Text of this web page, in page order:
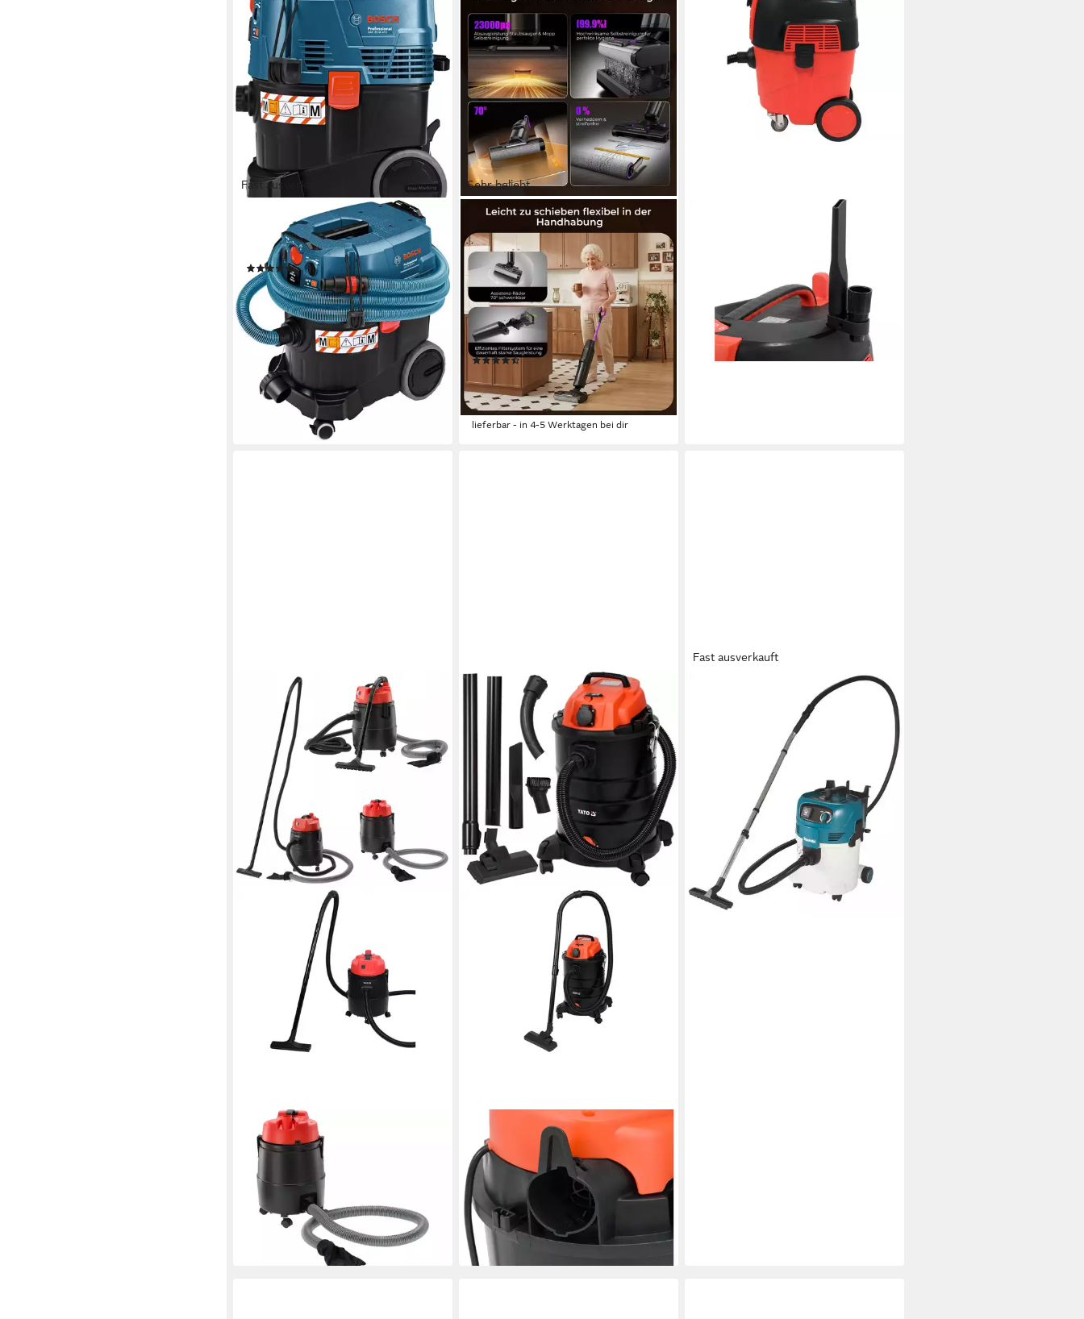
Fast ausverkauft
BOSCH PROFESSIONAL
Nass-Trocken-Sauger GAS 35 M
AFC, 1380 W
(15)
699,00 € UVP1.109,08 €
20,29 €mtl. in 48 Raten
-37%
lieferbar - in 1-2 Werktagen bei dir
Sehr beliebt
REDROAD
Nass-Trocken-Akkusauger 2026
Saugwischer Smart 3 in 1 23kPa
/450w/OLED Nass Trockensauger
akku
450 W Leistung
Carbonfilter, NanoCapture-Filter, HEPA-Filter mit Aktivkohleschicht, HEPA-Filter, NanoProtect-Filter
100 min Akkulaufzeit
(111)
499,00 €
17,08 €mtl. in 12 Raten
-63%
lieferbar - in 4-5 Werktagen bei dir
Nass-Trocken-Sauger Nass-/
Filterreinigung, 3600 W, für
Reinigungsarbeiten
205,00 €
18,72 € mtl. in 12 Raten
lieferbar - in 7-9 Werktagen bei dir
YATO
Nass-Trocken-Sauger Nass-/
Trockensauger 1400W, 30 Liter,
Teichsauger IP44, 1400 W, für
Reinigungsarbeiten
107,90 €
mtl. in 12 Raten
lieferbar - in 7-9 Werktagen bei dir
YATO
Nass-Trocken-Sauger Nass-/
Trockensauger 1400W, 30 Liter,
Industriesauger, Mehrzwecksauger,
1400 W, für Reinigungsarbeiten
115,00 €
10,50 €mtl. in 12 Raten
lieferbar - in 7-9 Werktagen bei dir
Fast ausverkauft
Nass-Trocken-Sauger VC3012L, 30
Liter, 1500 W, Filterklasse L
mtl. in 36 Raten
lieferbar - in 7-9 Werktagen bei dir